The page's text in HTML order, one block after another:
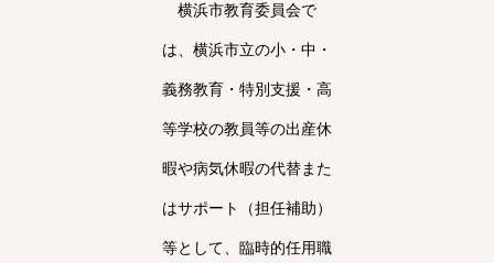
横浜市教育委員会で
は、横浜市立の小・中・
義務教育・特別支援・高
等学校の教員等の出産休
暇や病気休暇の代替また
はサポート（担任補助）
等として、臨時的任用職